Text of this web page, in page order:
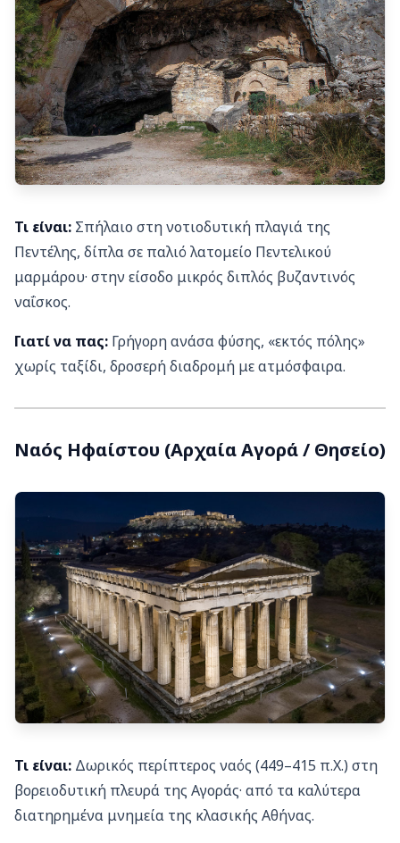
Τι είναι: Σπήλαιο στη νοτιοδυτική πλαγιά της
Πεντέλης, δίπλα σε παλιό λατομείο Πεντελικού
μαρμάρου· στην είσοδο μικρός διπλός βυζαντινός
ναΐσκος.
Γιατί να πας: Γρήγορη ανάσα φύσης, «εκτός πόλης»
χωρίς ταξίδι, δροσερή διαδρομή με ατμόσφαιρα.
Ναός Ηφαίστου (Αρχαία Αγορά / Θησείο)
Τι είναι: Δωρικός περίπτερος ναός (449–415 π.Χ.) στη
βορειοδυτική πλευρά της Αγοράς· από τα καλύτερα
διατηρημένα μνημεία της κλασικής Αθήνας.